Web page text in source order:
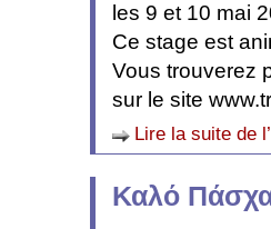
les 9 et 10 mai
Ce stage est
Vous trouverez
sur le site
Lire la suite de
Καλό